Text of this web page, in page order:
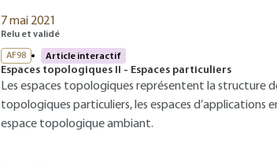
7 mai 2021
Relu et validé
AF98 Article interactif
Espaces topologiques II - Espaces particuliers
Les espaces topologiques représentent la structure
topologiques particuliers, les espaces d’applications
espace topologique ambiant.